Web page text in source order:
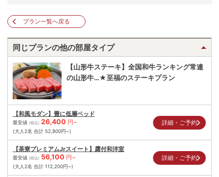
プラン一覧へ戻る
同じプランの他の部屋タイプ
【山形牛ステーキ】全国和牛ランキング常連
の山形牛…★至福のステーキプラン
【和風モダン】畳に低層ベッド
最安値 (税込) 26,400 円~
(大人2名 合計 52,800円~)
詳細・ご予約
【茶寮プレミアムJrスイート】露付和洋室
最安値 (税込) 56,100 円~
(大人2名 合計 112,200円~)
詳細・ご予約